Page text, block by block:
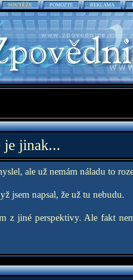
SOUTĚŽE POMOZTE REKLAMA
je jinak...
ale už nemám náladu to
jsem napsal, že už tu nebudu.
z jiné perspektivy. Ale fakt